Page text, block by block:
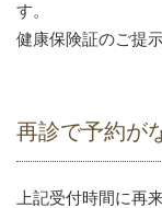
す。
健康保険証のご提
再診で予約が
上記受付時間に再